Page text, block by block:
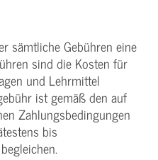
sämtliche Gebühren eine
sind die Kosten für
und Lehrmittel
ist gemäß den auf
Zahlungsbedingungen
bis